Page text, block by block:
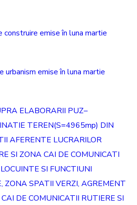
emise în luna martie
emise în luna martie
ELABORARII PUZ–
TEREN(S=4965mp) DIN
AFERENTE LUCRARILOR
SI ZONA CAI DE COMUNICATI
SI FUNCTIUNI
ZONA SPATII VERZI, AGREMENT
DE COMUNICATII RUTIERE SI